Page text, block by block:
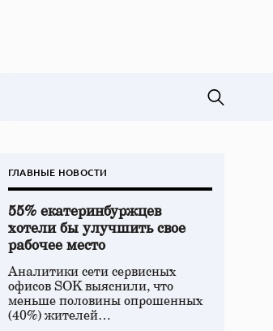
ГЛАВНЫЕ НОВОСТИ
55% екатеринбуржцев
хотели бы улучшить свое
рабочее место
Аналитики сети сервисных
офисов SOK выяснили, что
меньше половины опрошенных
(40%) жителей…